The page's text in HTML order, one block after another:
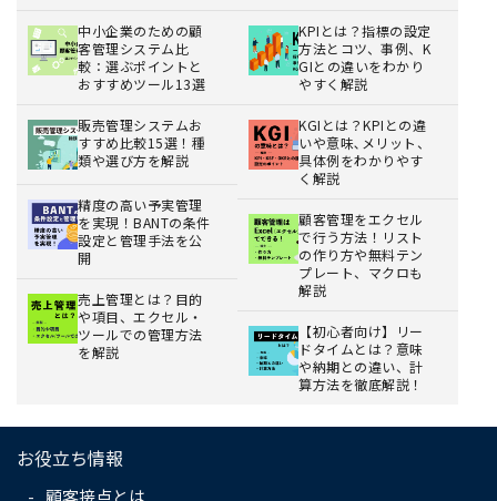
中小企業のための顧
客管理システム比
較：選ぶポイントと
おすすめツール13選
販売管理システムお
すすめ比較15選！種
類や選び方を解説
精度の高い予実管理
を実現！BANTの条件
設定と管理手法を公
開
売上管理とは？目的
や項目、エクセル・
ツールでの管理方法
を解説
KPIとは？指標の設定
方法とコツ、事例、K
GIとの違いをわかり
やすく解説
KGIとは？KPIとの違
いや意味､メリット、
具体例をわかりやす
く解説
顧客管理をエクセル
で行う方法！リスト
の作り方や無料テン
プレート、マクロも
解説
【初心者向け】リー
ドタイムとは？意味
や納期との違い、計
算方法を徹底解説！
お役立ち情報
顧客接点とは